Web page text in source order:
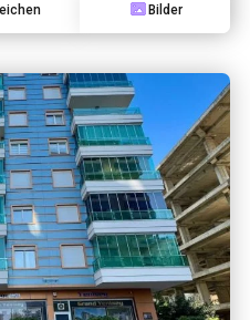
Bilder